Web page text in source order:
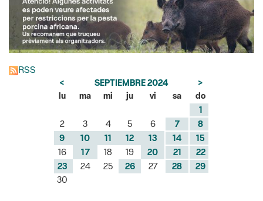
RSS
< SEPTIEMBRE 2024
>
lu
ma mi ju vi sa
do
1
2
3 4 5 6 7
8
9
10 11 12 13 14
15
16
17 18 19 20 21
22
23
24 25 26 27 28
29
30